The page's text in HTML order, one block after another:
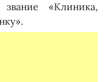
«Клиника,